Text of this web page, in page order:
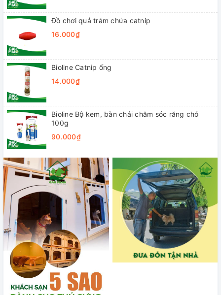
Đồ chơi quả trám chứa catnip
16.000₫
Bioline Catnip ống
14.000₫
Bioline Bộ kem, bàn chải chăm sóc răng chó
100g
90.000₫